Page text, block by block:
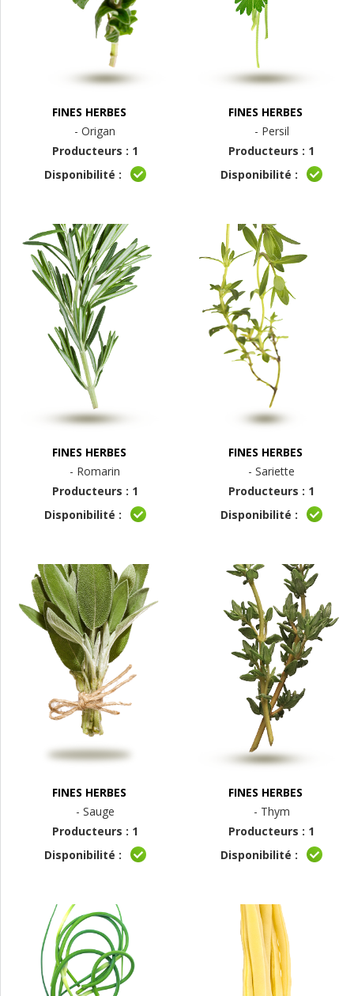
FINES HERBES
- Origan
Producteurs : 1
Disponibilité :
FINES HERBES
- Persil
Producteurs : 1
Disponibilité :
FINES HERBES
- Romarin
Producteurs : 1
Disponibilité :
FINES HERBES
- Sariette
Producteurs : 1
Disponibilité :
FINES HERBES
- Sauge
Producteurs : 1
Disponibilité :
FINES HERBES
- Thym
Producteurs : 1
Disponibilité :